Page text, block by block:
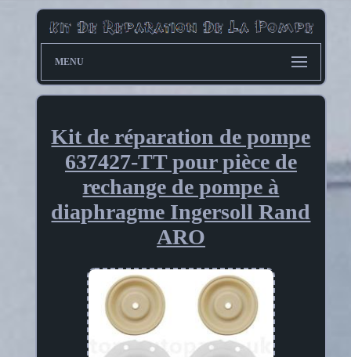
MENU
Kit de réparation de pompe
637427-TT pour pièce de
rechange de pompe à
diaphragme Ingersoll Rand
ARO